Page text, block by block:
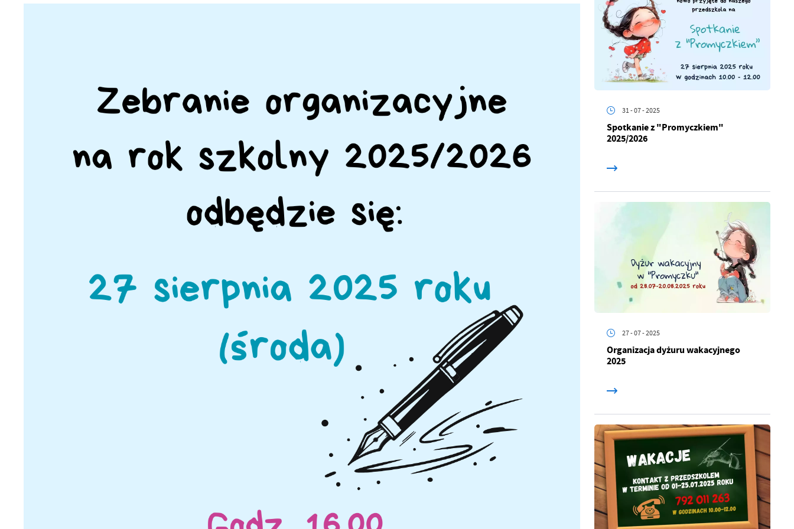
31 - 07 - 2025
Spotkanie z "Promyczkiem"
2025/2026
27 - 07 - 2025
Organizacja dyżuru wakacyjnego
2025
Szanujemy Twoją prywatność. Możesz zmienić ustawienia cookies lub zaakceptować je
wszystkie. W dowolnym momencie możesz dokonać zmiany swoich ustawień.
Niezbędne pliki cookies służą do prawidłowego funkcjonowania strony internetowej i
Pliki cookies odpowiadają na podejmowane przez Ciebie działania w celu m.in. dostosowania
Twoich ustawień preferencji prywatności, logowania czy wypełniania formularzy. Dzięki plikom
Więcej